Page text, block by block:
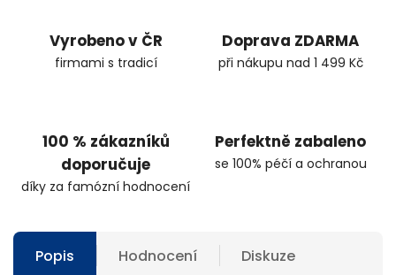
Vyrobeno v ČR
firmami s tradicí
Doprava ZDARMA
při nákupu nad 1 499 Kč
100 % zákazníků
doporučuje
díky za famózní hodnocení
Perfektně zabaleno
se 100% péčí a ochranou
Popis Hodnocení Diskuze